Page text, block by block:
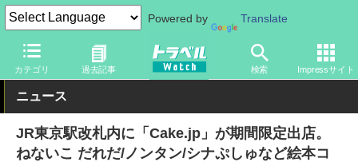
Powered by Translate
カテゴリ 過去記事 検索 Impressサイト
トラベル Watch 旅の方法 鉄旅 駅ビル・エキナカ
ニュース
JR東京駅改札内に「Cake.jp」が期間限定出店。
ねないこ だれだ/ノンタン/シナぷしゅなど絵本コ